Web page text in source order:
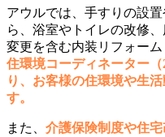
アウルでは、手すりの設
ら、浴室やトイレの改修
変更を含む内装リフォー
住環境コーディネーター
り、お客様の住環境や生
す。
また、 介護保険制度や住